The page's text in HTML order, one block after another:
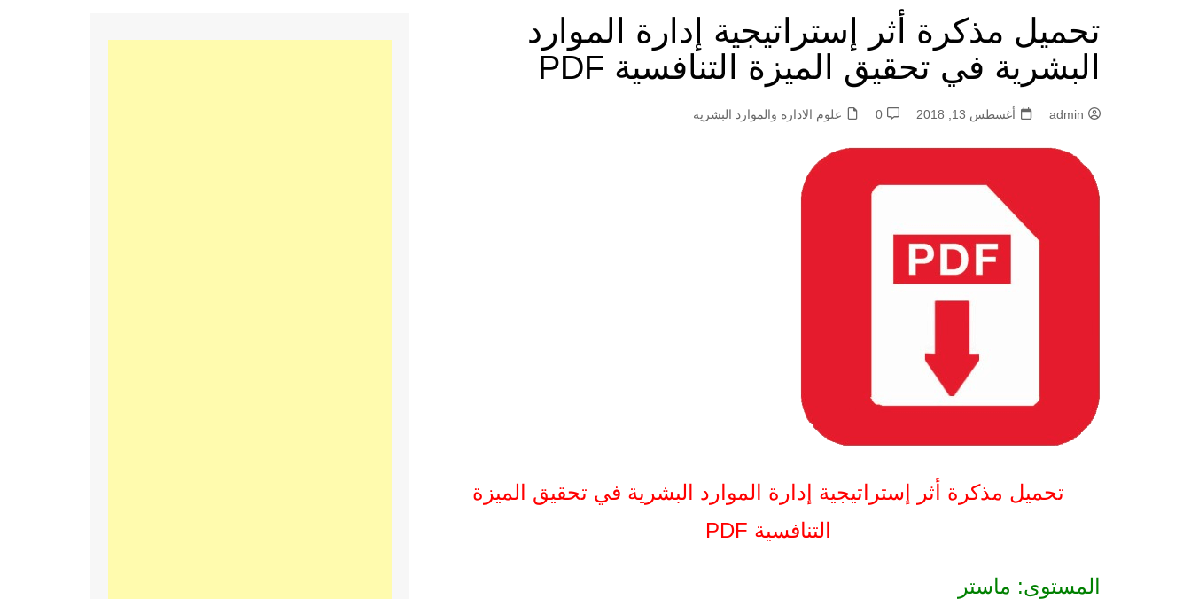
منهجية البحث العلمي
علم المكتبات
تحميل مذكرة أثر إستراتيجية إدارة الموارد
البشرية في تحقيق الميزة التنافسية PDF
admin أغسطس 13, 2018 0 علوم الادارة والموارد البشرية
تحميل مذكرة أثر إستراتيجية إدارة الموارد البشرية في تحقيق الميزة
التنافسية PDF
المستوى: ماستر